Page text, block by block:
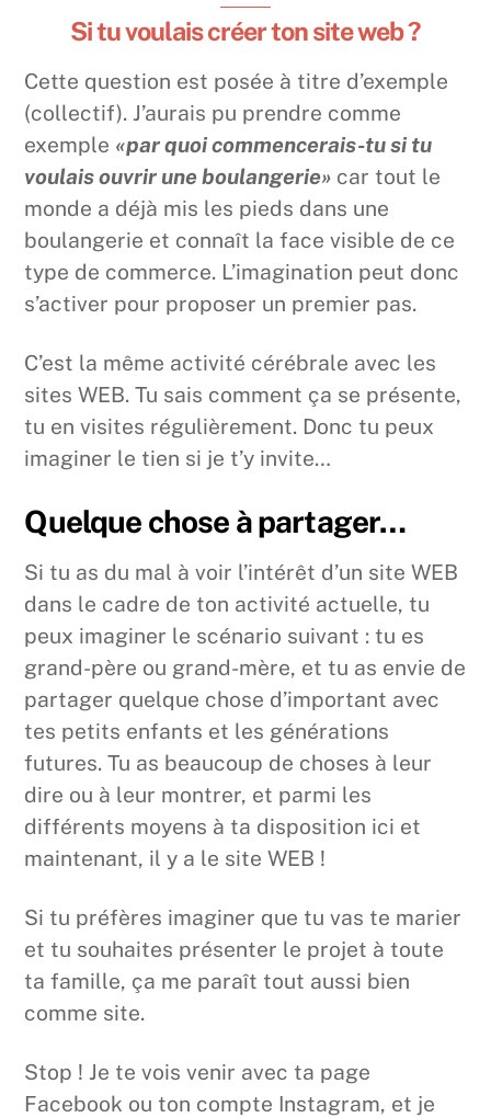
Si tu voulais créer ton site web ?
Cette question est posée à titre d’exemple
(collectif). J’aurais pu prendre comme
exemple «par quoi commencerais-tu si tu
voulais ouvrir une boulangerie» car tout le
monde a déjà mis les pieds dans une
boulangerie et connaît la face visible de ce
type de commerce. L’imagination peut donc
s’activer pour proposer un premier pas.
C’est la même activité cérébrale avec les
sites WEB. Tu sais comment ça se présente,
tu en visites régulièrement. Donc tu peux
imaginer le tien si je t’y invite…
Quelque chose à partager…
Si tu as du mal à voir l’intérêt d’un site WEB
dans le cadre de ton activité actuelle, tu
peux imaginer le scénario suivant : tu es
grand-père ou grand-mère, et tu as envie de
partager quelque chose d’important avec
tes petits enfants et les générations
futures. Tu as beaucoup de choses à leur
dire ou à leur montrer, et parmi les
différents moyens à ta disposition ici et
maintenant, il y a le site WEB !
Si tu préfères imaginer que tu vas te marier
et tu souhaites présenter le projet à toute
ta famille, ça me paraît tout aussi bien
comme site.
Stop ! Je te vois venir avec ta page
Facebook ou ton compte Instagram, et je